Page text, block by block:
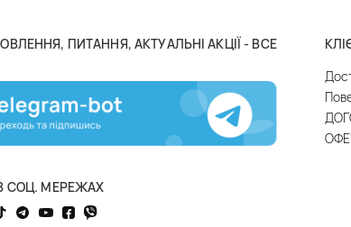
ПИТАННЯ, АКТУАЛЬНІ АКЦІЇ - ВСЕ
СОЦ. МЕРЕЖАХ